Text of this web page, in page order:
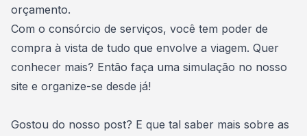
orçamento.
Com o consórcio de serviços, você tem poder de
compra à vista de tudo que envolve a viagem. Quer
conhecer mais? Então faça uma simulação no nosso
site e organize-se desde já!
Gostou do nosso post? E que tal saber mais sobre as